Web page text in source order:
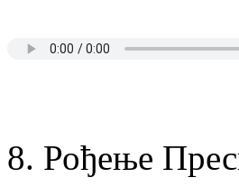
8. Рођење